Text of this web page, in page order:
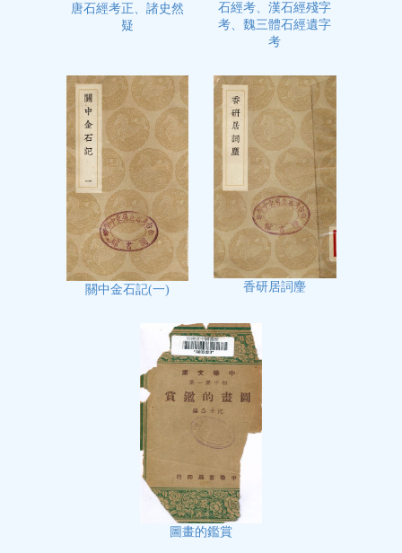
唐石經考正、諸史然
疑
石經考、漢石經殘字
考、魏三體石經遺字
考
關中金石記(一) 香研居詞麈
圖畫的鑑賞